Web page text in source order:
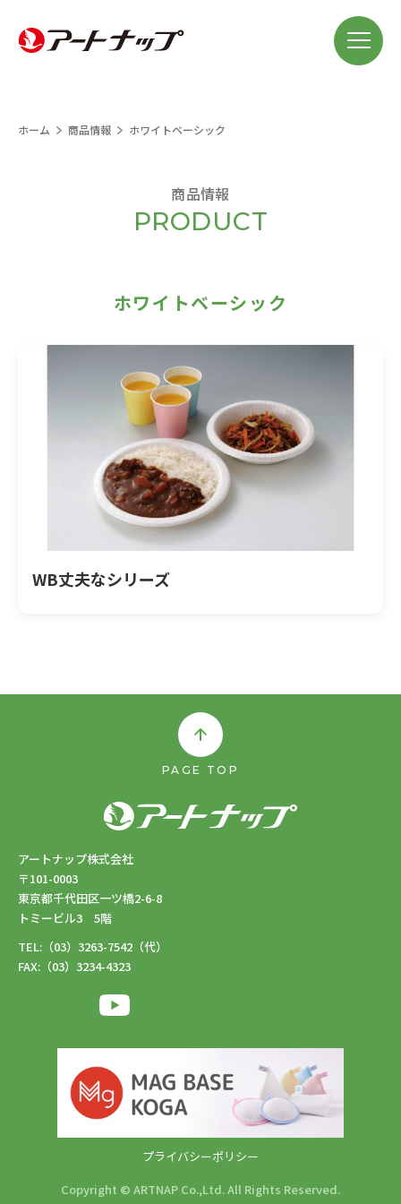
ホーム 商品情報 ホワイトベーシック
商品情報
ホワイトベーシック
WB丈夫なシリーズ
アートナップ株式会社
〒101-0003
東京都千代田区一ツ橋2-6-8
トミービル3 5階
TEL:（03）3263-7542（代）
FAX:（03）3234-4323
Copyright © ARTNAP Co.,Ltd. All Rights Reserved.
プライバシーポリシー